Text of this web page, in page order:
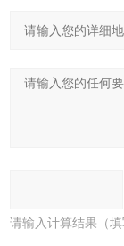
请输入计算结果（